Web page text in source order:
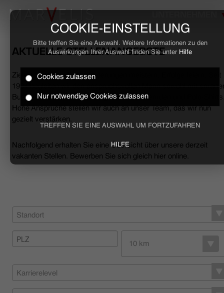
COOKIE-EINSTELLUNG
Bitte treffen Sie eine Auswahl. Weitere Informationen zu den
Auswirkungen Ihrer Auswahl finden Sie unter Hilfe
Cookies zulassen
Nur notwendige Cookies zulassen
TREFFEN SIE EINE AUSWAHL UM FORTZUFAHREN
HILFE
HOME
BUSINESS
UNTERNEHMEN
NACHHALTIGKEIT
HÄNDLERSUCHE
AKTUELLE STELLENANGEBOTE
Ziele erreichen, Herausforderungen meistern, Erfolge feiern. Seit
1994 begleiten wir den anspruchsvollen Mann sowohl mit
Business- als auch mit lässigen Casual-Hemden und Polo-
Hohe Ansprüche stellen wir auch an unser Team, das wir nun
gezielt verstärken.
Nachfolgend erhalten Sie eine Übersicht über unsere derzeit
vakanten Stellen. Bewerben Sie sich gleich hier online.
Standort
10 km
Karrierelevel